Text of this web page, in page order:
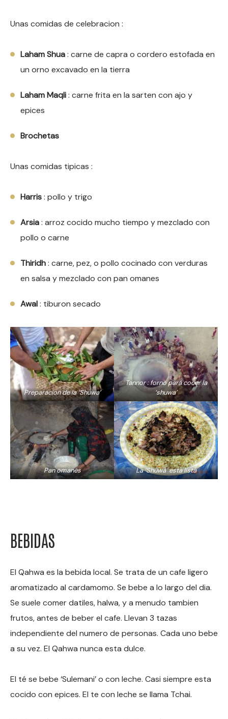
Unas comidas de celebracion :
Laham Shua: carne de capra o cordero estofada en
un orno excavado en la tierra
Laham Maqli: carne frita en la sarten con ajo y
epices
Brochetas
Unas comidas tipicas :
Harris: pollo y trigo
Arsia: arroz cocido mucho tiempo y mezclado con
pollo o carne
Thiridh: carne, pez, o pollo cocinado con verduras
en salsa y mezclado con pan omanes
Awal: tiburon secado
Preparacion de la ‘Shuwa’
Tannor : forno para cocer la
‘shuwa’
Pan omanes La ‘Shuwa’ esta lista
BEBIDAS
El Qahwa es la bebida local. Se trata de un cafe ligero
aromatizado al cardamomo. Se bebe a lo largo del dia.
Se suele comer datiles, halwa, y a menudo tambien
frutos, antes de beber el cafe. Llevan 3 tazas
independiente del numero de personas. Cada uno bebe
a su vez. El Qahwa nunca esta dulce.
El té se bebe ‘Sulemani’ o con leche. Casi siempre esta
cocido con epices. El te con leche se llama Tchai.